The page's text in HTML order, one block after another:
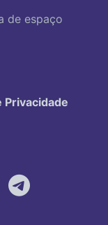
de espaço
Privacidade